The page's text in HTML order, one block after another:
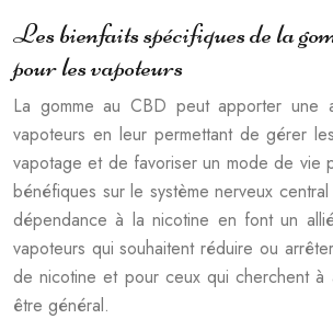
Les bienfaits spécifiques de la
pour les vapoteurs
La gomme au CBD peut apporter une
vapoteurs en leur permettant de gérer
vapotage et de favoriser un mode de vie
bénéfiques sur le système nerveux
dépendance à la nicotine en font un
vapoteurs qui souhaitent réduire ou
de nicotine et pour ceux qui cherchent à
être général.